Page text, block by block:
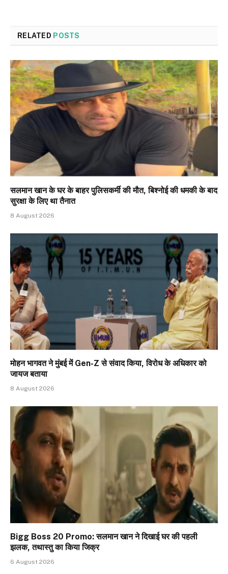
RELATED POSTS
सलमान खान के घर के बाहर पुलिसकर्मी की मौत, बिश्नोई की धमकी के बाद
सुरक्षा के लिए था तैनात
8 August 2026
मोहन भागवत ने मुंबई में Gen-Z से संवाद किया, विरोध के अधिकार को
जायज बताया
8 August 2026
Bigg Boss 20 Promo: सलमान खान ने दिखाई घर की पहली
झलक, तथास्तु का किया जिक्र
6 August 2026